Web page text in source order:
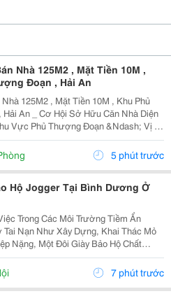
Nhà 125M2 , Mặt Tiền 10M ,
Đoạn , Hải An
125M2 , Mặt Tiền 10M , Khu Phủ
Căn Nhà Diện
Vực Phủ Thượng Đoạn &Ndash; Vị Trí
Ô Tô Chỉ Cách Nhà Vài Bước Chân.
Hoặc Đầu Tư Lâu Dài. * Thông Tin...
5 phút trước
Hộ Jogger Tại Bình Dương Ở
Trong Các Môi Trường Tiềm Ẩn
Tai Nạn Như Xây Dựng, Khai Thác Mỏ
Nặng, Một Đôi Giày Bảo Hộ Chất
Bị Không Thể Thiếu Để Bảo Vệ Đôi
Là Thương Hiệu Giày Bảo Hộ Nổi
7 phút trước